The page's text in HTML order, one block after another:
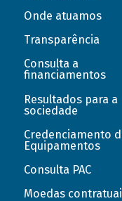
Onde atuamos
Transparência
Consulta a
financiamentos
Resultados para a
sociedade
Credenciamento
Equipamentos
Consulta PAC
Moedas